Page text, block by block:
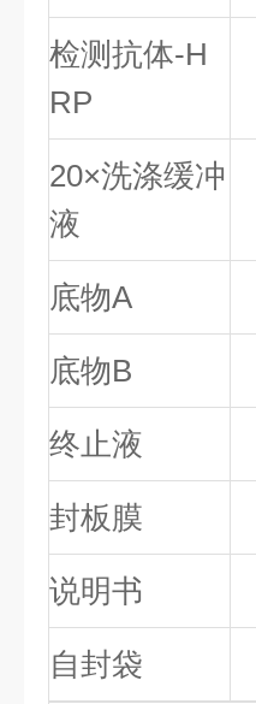
检测抗体-H
RP
20×洗涤缓冲
液
底物A
底物B
终止液
封板膜
说明书
自封袋